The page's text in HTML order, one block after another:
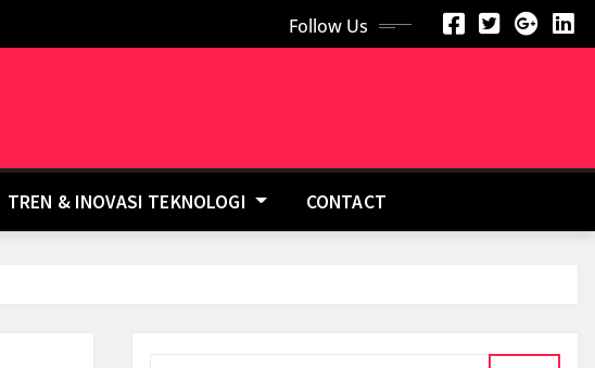
Follow Us
TREN & INOVASI TEKNOLOGI CONTACT